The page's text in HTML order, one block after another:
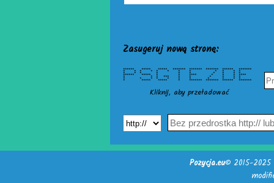
Zasugeruj nową stronę:
****** ***** ***** ******* ******* ******* ****** *******
* * * * * * * * * * * *
* * * * * * * * * *
****** ***** * * **** * * * ****
* * * *** * * * * * *
* * * * * * * * * * *
* ***** ***** * ******* ******* ****** *******
Kliknij, aby przeładować
Pozycja.eu© 2015-